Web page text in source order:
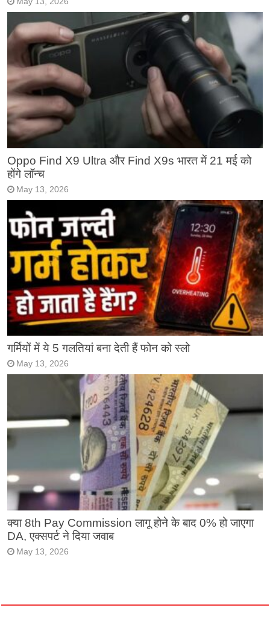
Oppo Find X9 Ultra और Find X9s भारत में 21 मई को
होंगे लॉन्च
May 13, 2026
गर्मियों में ये 5 गलतियां बना देती हैं फोन को स्लो
May 13, 2026
क्या 8th Pay Commission लागू होने के बाद 0% हो जाएगा
DA, एक्सपर्ट ने दिया जवाब
May 13, 2026